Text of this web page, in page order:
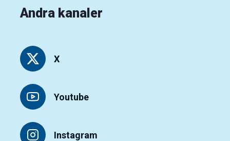
Andra kanaler
X
Youtube
Instagram